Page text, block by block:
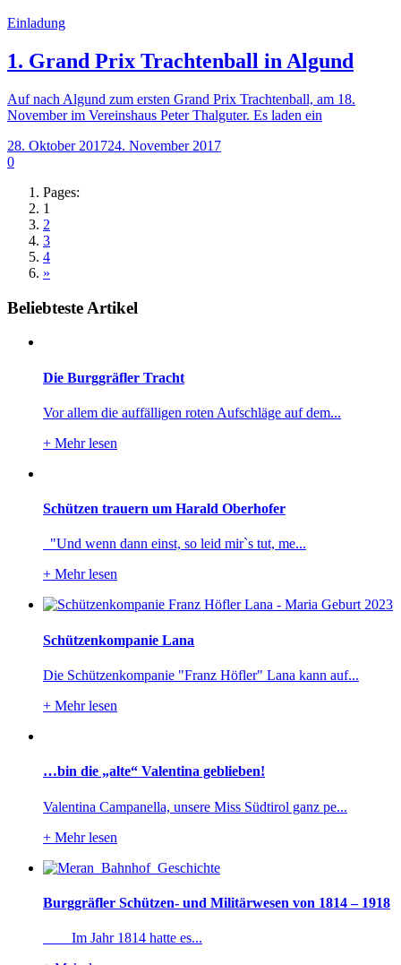
Einladung
1. Grand Prix Trachtenball in Algund
Auf nach Algund zum ersten Grand Prix Trachtenball, am 18.
November im Vereinshaus Peter Thalguter. Es laden ein
28. Oktober 201724. November 2017
0
Pages:
1
2
3
4
»
Beliebteste Artikel
Die Burggräfler Tracht
Vor allem die auffälligen roten Aufschläge auf dem...
+ Mehr lesen
Schützen trauern um Harald Oberhofer
"Und wenn dann einst, so leid mir`s tut, me...
+ Mehr lesen
Schützenkompanie Lana
Die Schützenkompanie "Franz Höfler" Lana kann auf...
+ Mehr lesen
…bin die „alte“ Valentina geblieben!
Valentina Campanella, unsere Miss Südtirol ganz pe...
+ Mehr lesen
Burggräfler Schützen- und Militärwesen von 1814 – 1918
Im Jahr 1814 hatte es...